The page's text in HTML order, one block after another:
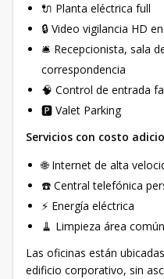
🔌 Planta eléctrica full
🔒 Video vigilancia HD
🛎️ Recepcionista, sala
correspondencia
🧠 Control de entrada
🅿️ Valet Parking
Servicios con costo
🌐 Internet de alta
☎️ Central telefónica
⚡ Energía eléctrica
🧹 Limpieza área común
Las oficinas están
edificio corporativo, sin